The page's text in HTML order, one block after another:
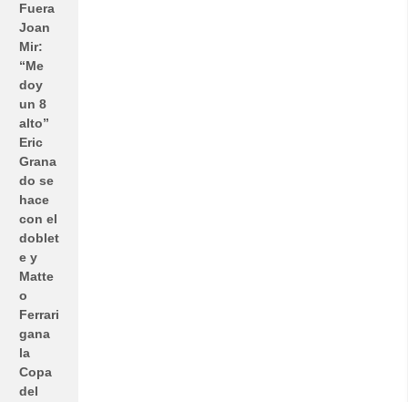
Fuera
Joan
Mir:
“Me
doy
un 8
alto”
Eric
Grana
do se
hace
con el
doblet
e y
Matte
o
Ferrari
gana
la
Copa
del